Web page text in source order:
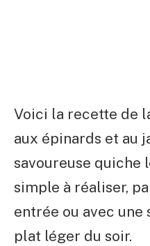
Voici la recette de
aux épinards et au
savoureuse quiche
simple à réaliser,
entrée ou avec
plat léger du soir.